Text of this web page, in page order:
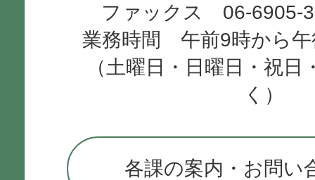
ファックス 06-6905-
業務時間 午前9時から午
（土曜日・日曜日・祝日
く）
各課の案内・お問い